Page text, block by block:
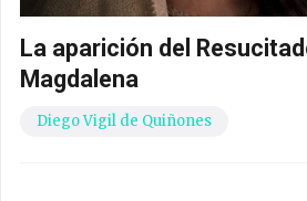
La aparición del
Magdalena
Diego Vigil de Quiñones